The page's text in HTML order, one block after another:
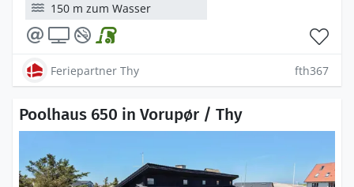
150 m zum Wasser
Feriepartner Thy fth367
Poolhaus 650 in Vorupør / Thy